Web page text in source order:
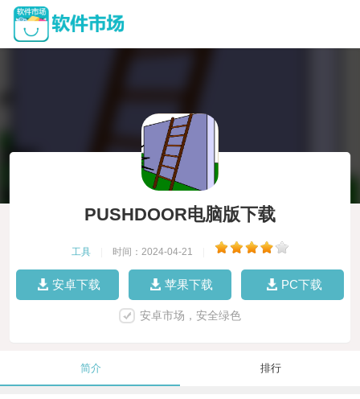
PUSHDOOR电脑版下载
工具 时间：2024-04-21
安卓下载 苹果下载 PC下载
安卓市场，安全绿色
简介 排行